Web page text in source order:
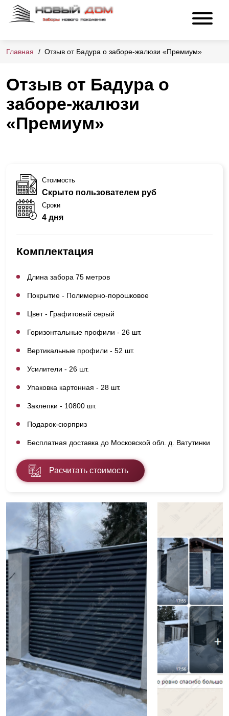
Главная Отзыв от Бадура о заборе-жалюзи «Премиум»
Отзыв от Бадура о
заборе-жалюзи
«Премиум»
Стоимость
Скрыто пользователем руб
Сроки
4 дня
Комплектация
Длина забора 75 метров
Покрытие - Полимерно-порошковое
Цвет - Графитовый серый
Горизонтальные профили - 26 шт.
Вертикальные профили - 52 шт.
Усилители - 26 шт.
Упаковка картонная - 28 шт.
Заклепки - 10800 шт.
Подарок-сюрприз
Бесплатная доставка до Московской обл. д. Ватутинки
Расчитать стоимость